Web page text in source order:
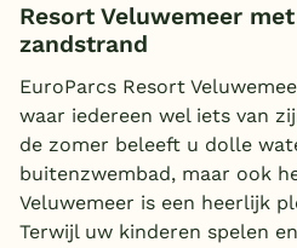
Resort Veluwemeer
zandstrand
EuroParcs Resort
waar iedereen wel iets van
de zomer beleeft u dolle
buitenzwembad, maar ook
Veluwemeer is een heerlijk
Terwijl uw kinderen spelen